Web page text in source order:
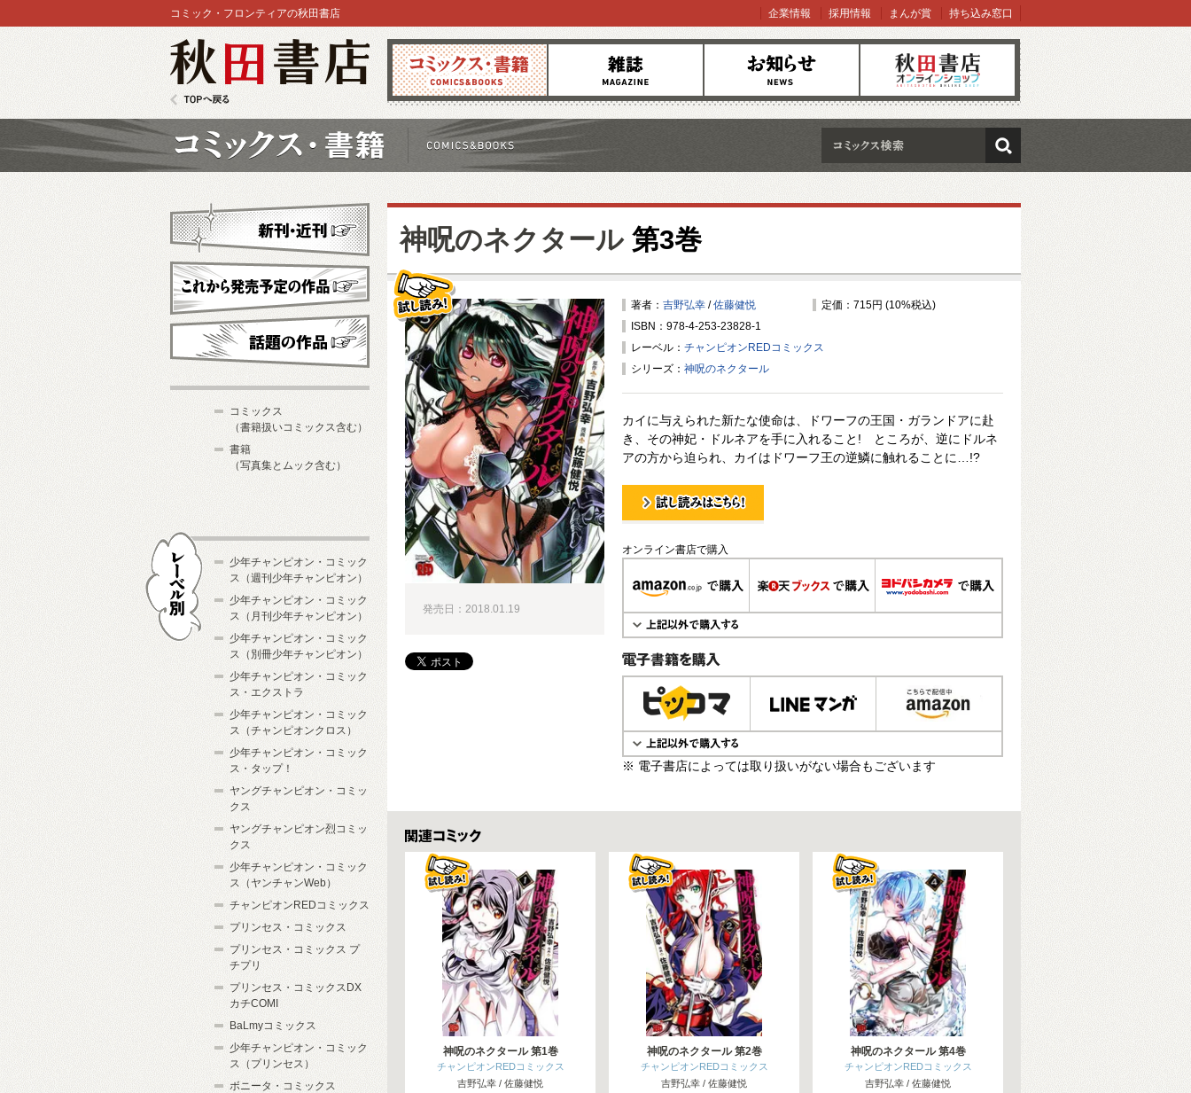
コミックス 雑誌 お知らせ オンラインショップ
コミック・フロンティアの秋田書店 企業情報 採用情報 まんが賞 持ち込み窓口
検索
神呪のネクタール第3巻
著者： 吉野弘幸 /佐藤健悦
定価：715円 (10%税込)
ISBN：978-4-253-23828-1
レーベル： チャンピオンREDコミックス
シリーズ： 神呪のネクタール
カイに与えられた新たな使命は、ドワーフの王国・ガランドアに赴
き、その神妃・ドルネアを手に入れること! ところが、逆にドルネ
アの方から迫られ、カイはドワーフ王の逆鱗に触れることに…!?
試し読み！
オンライン書店で購入
電子書籍で購入
※ 電子書店によっては取り扱いがない場合もございます
発売日：2018.01.19
関連コミックス
神呪のネクタール 第1巻
チャンピオンREDコミックス
吉野弘幸 / 佐藤健悦
神呪のネクタール 第2巻
チャンピオンREDコミックス
吉野弘幸 / 佐藤健悦
神呪のネクタール 第4巻
チャンピオンREDコミックス
吉野弘幸 / 佐藤健悦
新刊・近刊
これから発売予定
コミックス
（書籍扱いコミックス含む）
書籍
（写真集とムック含む）
少年チャンピオン・コミック
ス（週刊少年チャンピオン）
少年チャンピオン・コミック
ス（月刊少年チャンピオン）
少年チャンピオン・コミック
ス（別冊少年チャンピオン）
少年チャンピオン・コミック
ス・エクストラ
少年チャンピオン・コミック
ス（チャンピオンクロス）
少年チャンピオン・コミック
ス・タップ！
ヤングチャンピオン・コミッ
クス
ヤングチャンピオン烈コミッ
クス
少年チャンピオン・コミック
ス（ヤンチャンWeb）
チャンピオンREDコミックス
プリンセス・コミックス
プリンセス・コミックス プ
チプリ
プリンセス・コミックスDX
カチCOMI
BaLmyコミックス
少年チャンピオン・コミック
ス（プリンセス）
ボニータ・コミックス